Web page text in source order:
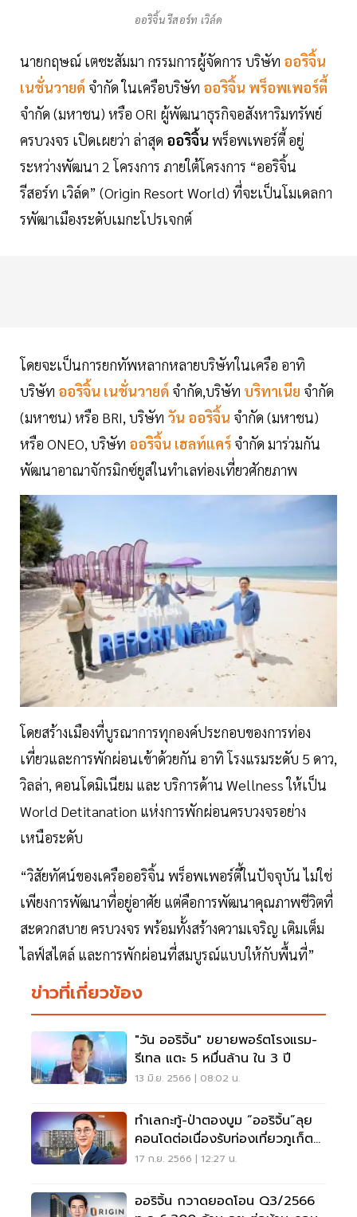
ออริจิ้น รีสอร์ท เวิล์ด
นายกฤษณ์ เตชะสัมมา กรรมการผู้จัดการ บริษัท ออริจิ้น
เนชั่นวายด์ จำกัด ในเครือบริษัท ออริจิ้น พร็อพเพอร์ตี้
จำกัด (มหาชน) หรือ ORI ผู้พัฒนาธุรกิจอสังหาริมทรัพย์
ครบวงจร เปิดเผยว่า ล่าสุด ออริจิ้น พร็อพเพอร์ตี้ อยู่
ระหว่างพัฒนา 2 โครงการ ภายใต้โครงการ “ออริจิ้น
รีสอร์ท เวิล์ด” (Origin Resort World) ที่จะเป็นโมเดลกา
รพัฒาเมืองระดับเมกะโปรเจกต์
โดยจะเป็นการยกทัพหลากหลายบริษัทในเครือ อาทิ
บริษัท ออริจิ้น เนชั่นวายด์ จำกัด,บริษัท บริทาเนีย จำกัด
(มหาชน) หรือ BRI, บริษัท วัน ออริจิ้น จำกัด (มหาชน)
หรือ ONEO, บริษัท ออริจิ้น เฮลท์แคร์ จำกัด มาร่วมกัน
พัฒนาอาณาจักรมิกซ์ยูสในทำเลท่องเที่ยวศักยภาพ
โดยสร้างเมืองที่บูรณาการทุกองค์ประกอบของการท่อง
เที่ยวและการพักผ่อนเข้าด้วยกัน อาทิ โรงแรมระดับ 5 ดาว,
วิลล่า, คอนโดมิเนียม และ บริการด้าน Wellness ให้เป็น
World Detitanation แห่งการพักผ่อนครบวงจรอย่าง
เหนือระดับ
“วิสัยทัศน์ของเครือออริจิ้น พร็อพเพอร์ตี้ในปัจจุบัน ไม่ใช่
เพียงการพัฒนาที่อยู่อาศัย แต่คือการพัฒนาคุณภาพชีวิตที่
สะดวกสบาย ครบวงจร พร้อมทั้งสร้างความเจริญ เติมเต็ม
ไลฟ์สไตล์ และการพักผ่อนที่สมบูรณ์แบบให้กับพื้นที่”
ข่าวที่เกี่ยวข้อง
"วัน ออริจิ้น" ขยายพอร์ตโรงแรม-
รีเทล แตะ 5 หมื่นล้าน ใน 3 ปี
13 มิ.ย. 2566 | 08:02 น.
ทำเลกะทู้-ป่าตองบูม “ออริจิ้น”ลุย
คอนโดต่อเนื่องรับท่องเที่ยวภูเก็ต
ฟื้น
17 ก.ย. 2566 | 12:27 น.
ออริจิ้น กวาดยอดโอน Q3/2566